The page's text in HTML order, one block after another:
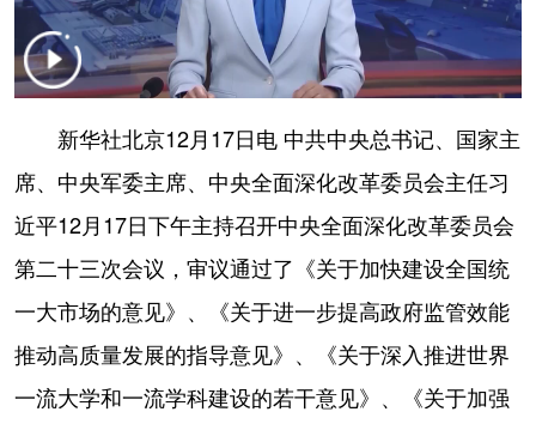
广东 广西 海南 重庆
四川 贵州 云南 西藏
陕西 甘肃 青海 宁夏
新疆 内蒙古 黑龙江
多语种频道
English Français عربى
新华社北京12月17日电 中共中央总书记、国家主
席、中央军委主席、中央全面深化改革委员会主任习
近平12月17日下午主持召开中央全面深化改革委员会
第二十三次会议，审议通过了《关于加快建设全国统
一大市场的意见》、《关于进一步提高政府监管效能
推动高质量发展的指导意见》、《关于深入推进世界
一流大学和一流学科建设的若干意见》、《关于加强